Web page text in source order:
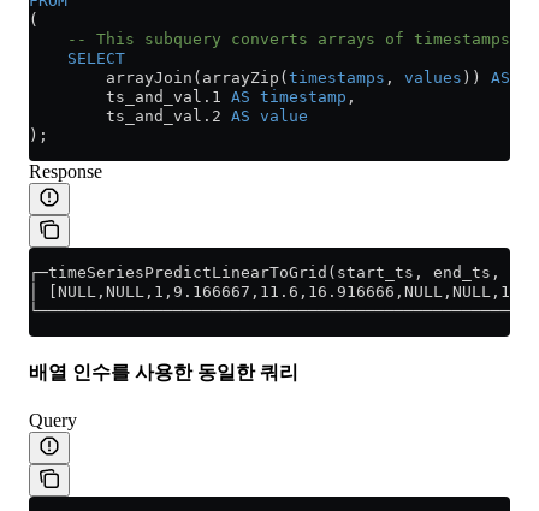
(
-- This subquery converts arrays of timestamps
    SELECT
        arrayJoin(arrayZip(
timestamps , values )) AS
        ts_and_val
. 1 AS timestamp ,
        ts_and_val
. 2 AS value
);
Response
┌─timeSeriesPredictLinearToGrid(start_ts, end_ts,
│
배열 인수를 사용한 동일한 쿼리
Query